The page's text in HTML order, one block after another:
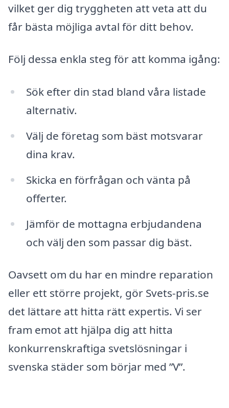
vilket ger dig tryggheten att veta att du
får bästa möjliga avtal för ditt behov.
Följ dessa enkla steg för att komma igång:
Sök efter din stad bland våra listade
alternativ.
Välj de företag som bäst motsvarar
dina krav.
Skicka en förfrågan och vänta på
offerter.
Jämför de mottagna erbjudandena
och välj den som passar dig bäst.
Oavsett om du har en mindre reparation
eller ett större projekt, gör Svets-pris.se
det lättare att hitta rätt expertis. Vi ser
fram emot att hjälpa dig att hitta
konkurrenskraftiga svetslösningar i
svenska städer som börjar med ”V”.